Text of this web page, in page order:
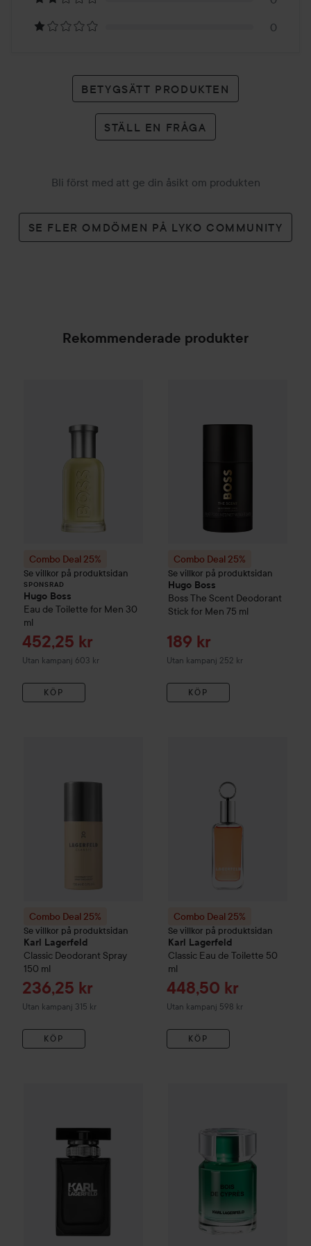
betyg
0
BETYGSÄTT PRODUKTEN
STÄLL EN FRÅGA
Bli först med att ge din åsikt om produkten
SE FLER OMDÖMEN PÅ LYKO COMMUNITY
Rekommenderade produkter
Combo Deal 25%
Se villkor på produktsidan
SPONSRAD
Hugo Boss
Eau de Toilette for Men 30
ml
Reapris
452,25 kr
Utan kampanj 603 kr
KÖP
Combo Deal 25%
Se villkor på produktsidan
Hugo Boss
Boss The Scent Deodorant
Stick for Men 75 ml
Reapris
189 kr
Utan kampanj 252 kr
KÖP
Combo Deal 25%
Se villkor på produktsidan
Karl Lagerfeld
Classic Deodorant Spray
150 ml
Reapris
236,25 kr
Utan kampanj 315 kr
KÖP
Combo Deal 25%
Se villkor på produktsidan
Karl Lagerfeld
Classic Eau de Toilette 50
ml
Reapris
448,50 kr
Utan kampanj 598 kr
KÖP